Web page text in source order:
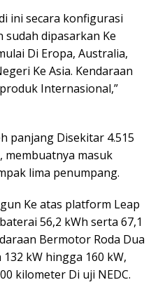
ini secara konfigurasi
sudah dipasarkan Ke
Di Eropa, Australia,
Ke Asia. Kendaraan
Internasional,”
panjang Disekitar 4.515
membuatnya masuk
lima penumpang.
Ke atas platform Leap
56,2 kWh serta 67,1
Bermotor Roda Dua
kW hingga 160 kW,
kilometer Di uji NEDC.